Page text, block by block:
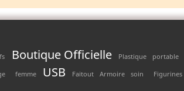
Boutique Officielle Plastique portable
femme USB Faitout Armoire soin Figurines